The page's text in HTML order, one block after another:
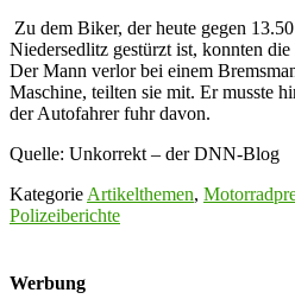
Zu dem Biker, der heute gegen
Niedersedlitz gestürzt ist, konnten
Der Mann verlor bei einem
Maschine, teilten sie mit. Er musste
der Autofahrer fuhr davon.
Quelle: Unkorrekt – der DNN-Blog
Kategorie Artikelthemen,
Polizeiberichte
Werbung